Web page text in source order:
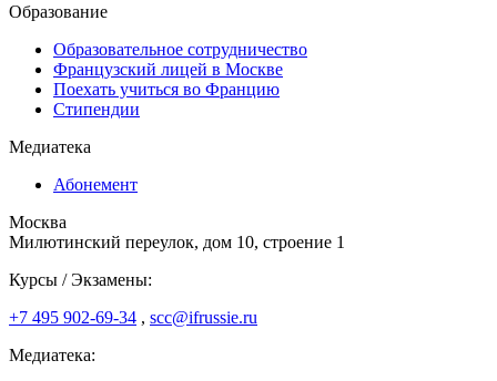
Образование
Образовательное сотрудничество
Французский лицей в Москве
Поехать учиться во Францию
Стипендии
Медиатека
Абонемент
Москва
Милютинский переулок, дом 10, строение 1
Курсы / Экзамены:
+7 495 902-69-34 , scc@ifrussie.ru
Медиатека: